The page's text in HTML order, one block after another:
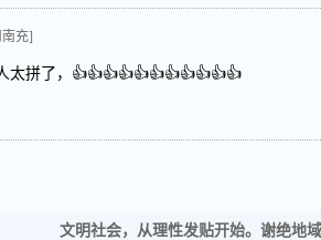
充]
太拼了，👍👍👍👍👍👍👍👍👍👍👍
文明社会，从理性发贴开始。谢绝地